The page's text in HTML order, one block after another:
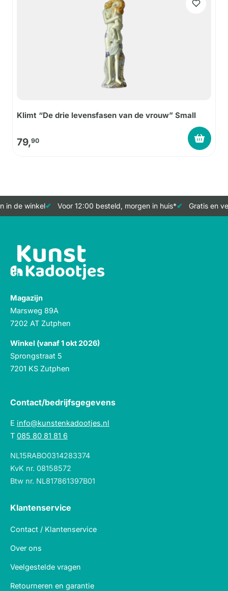
Klimt “De drie levensfasen van de vrouw” Small
79,90
in de winkel Voor 12:00 besteld, morgen in huis* Gratis en
Magazijn
Marsweg 89A
7202 AT Zutphen
Winkel (vanaf 1 okt 2026)
Sprongstraat 5
7201 KS Zutphen
Contact/bedrijfsgegevens
E info@kunstenkadootjes.nl
T 085 80 81 81 6
NL15RABO0314283374
KvK nr. 08158572
Btw nr. NL817861397B01
Klantenservice
Contact / Klantenservice
Over ons
Veelgestelde vragen
Retourneren en garantie